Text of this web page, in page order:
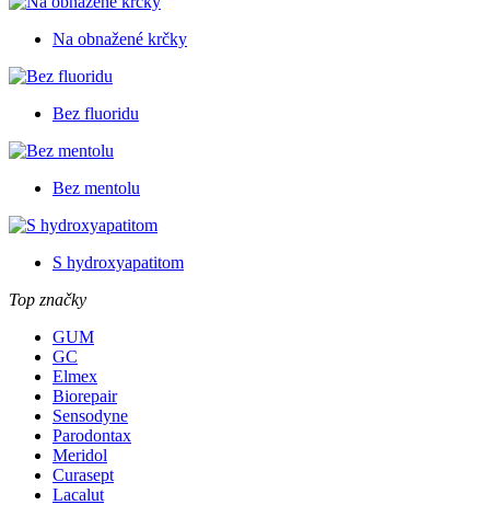
Na obnažené krčky
Bez fluoridu
Bez mentolu
S hydroxyapatitom
Top značky
GUM
GC
Elmex
Biorepair
Sensodyne
Parodontax
Meridol
Curasept
Lacalut